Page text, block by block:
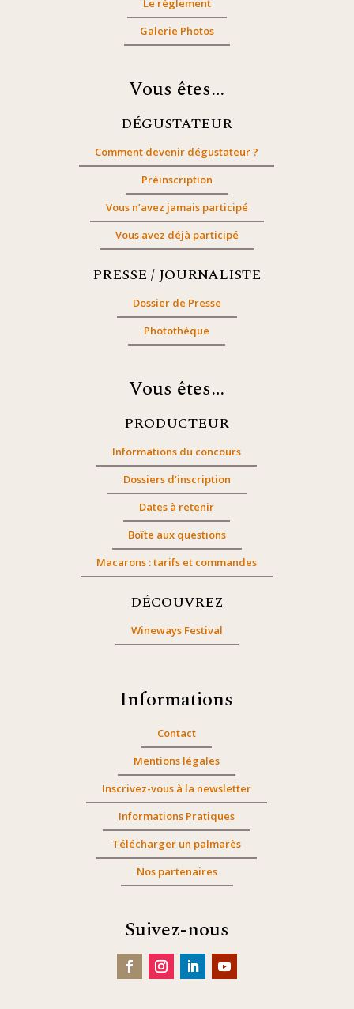
Le règlement
Galerie Photos
Vous êtes…
DÉGUSTATEUR
Comment devenir dégustateur ?
Préinscription
Vous n’avez jamais participé
Vous avez déjà participé
PRESSE / JOURNALISTE
Dossier de Presse
Photothèque
Vous êtes…
PRODUCTEUR
Informations du concours
Dossiers d’inscription
Dates à retenir
Boîte aux questions
Macarons : tarifs et commandes
DÉCOUVREZ
Wineways Festival
Informations
Contact
Mentions légales
Inscrivez-vous à la newsletter
Informations Pratiques
Télécharger un palmarès
Nos partenaires
Suivez-nous